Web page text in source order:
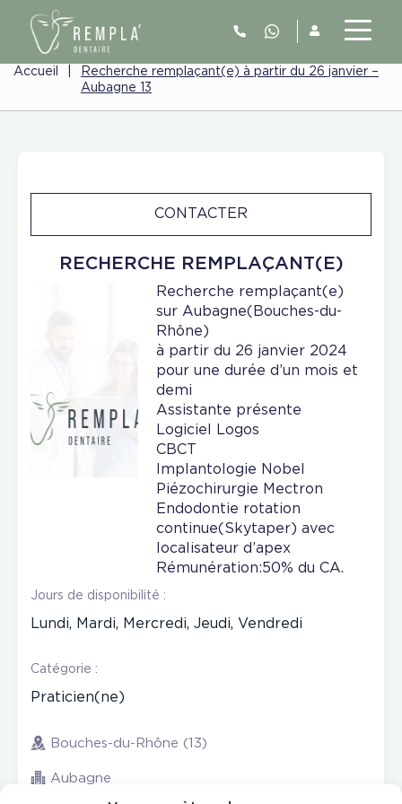
Accueil
Recherche remplaçant(e) à partir du 26 janvier –
Aubagne 13
RECHERCHE REMPLAÇANT(E)
CONTACTER
Recherche remplaçant(e)
sur Aubagne(Bouches-du-
Rhône)
à partir du 26 janvier 2024
pour une durée d’un mois et
demi
Assistante présente
Logiciel Logos
CBCT
Implantologie Nobel
Piézochirurgie Mectron
Endodontie rotation
continue(Skytaper) avec
localisateur d’apex
Rémunération:50% du CA.
Jours de disponibilité :
Lundi, Mardi, Mercredi, Jeudi, Vendredi
Catégorie :
Praticien(ne)
Bouches-du-Rhône (13)
Aubagne